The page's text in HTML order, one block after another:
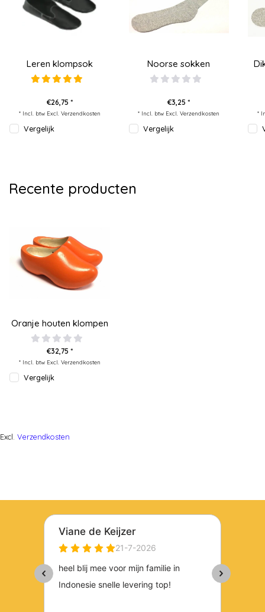
Leren klompsok
€26,75 *
* Incl. btw Excl. Verzendkosten
Vergelijk
Noorse sokken
€3,25 *
* Incl. btw Excl.Verzendkosten
Vergelijk
*
Recente producten
Oranje houten klompen
€32,75 *
* Incl. btw Excl. Verzendkosten
Vergelijk
Excl. Verzendkosten